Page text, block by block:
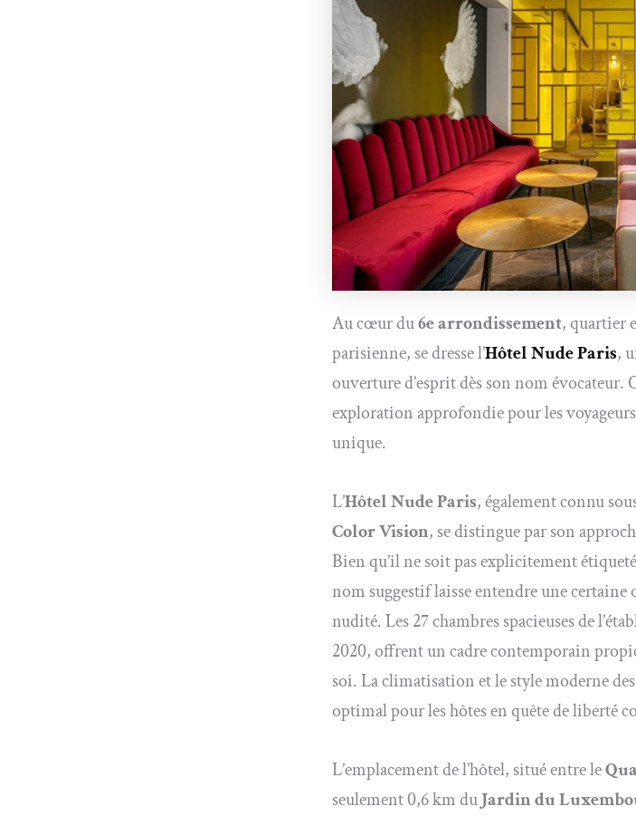
Au cœur du6e arrondissement, quartier
parisienne, se dresse l’Hôtel Nude Paris,
ouverture d’esprit dès son nom
exploration approfondie pour les
unique.
L’Hôtel Nude Paris, également connu
Color Vision, se distingue par son
Bien qu’il ne soit pas explicitement
nom suggestif laisse entendre une certaine
nudité. Les 27 chambres spacieuses de
2020, offrent un cadre contemporain
soi. La climatisation et le style moderne
optimal pour les hôtes en quête de liberté
L’emplacement de l’hôtel, situé entre le
seulement 0,6 km duJardin du